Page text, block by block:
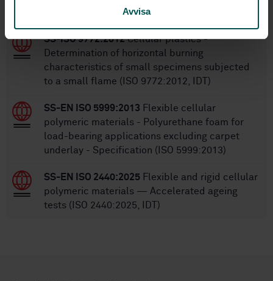
Avvisa
SS-ISO 9772:2012Cellular plastics -
Determination of horizontal burning
characteristics of small specimens subjected
to a small flame (ISO 9772:2012, IDT)
SS-EN ISO 5999:2013 Flexible cellular
polymeric materials - Polyurethane foam for
load-bearing applications excluding carpet
underlay - Specification (ISO 5999:2013)
SS-EN ISO 2440:2025 Flexible and rigid cellular
polymeric materials — Accelerated ageing
tests (ISO 2440:2025, IDT)